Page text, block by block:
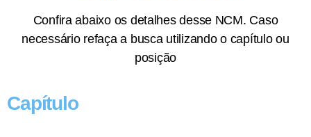
Confira abaixo os detalhes desse NCM. Caso
necessário refaça a busca utilizando o capítulo ou
posição
Capítulo